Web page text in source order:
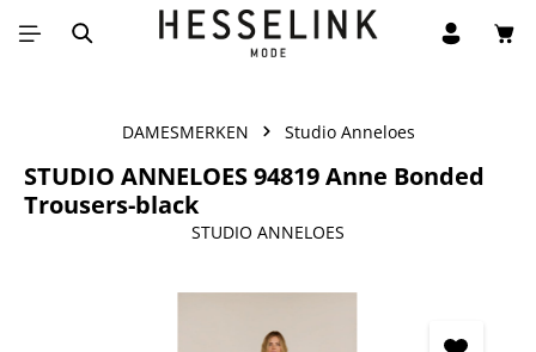
Ga naar de hoofdinhoud
DAMESMERKEN Studio Anneloes
STUDIO ANNELOES 94819 Anne Bonded
Trousers-black
STUDIO ANNELOES